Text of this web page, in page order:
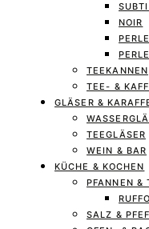
NOIR
TEEKANNEN
TEE- &
GLÄSER &
TEEGLÄSER
WEIN & BAR
KÜCHE & KOCHEN
PFANNEN &
SALZ &